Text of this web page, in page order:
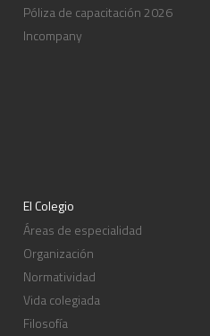
Póliza de capacitación 2026
Incompany
El Colegio
Áreas de especialidad
Organización
Normatividad
Vida colegiada
Filosofía